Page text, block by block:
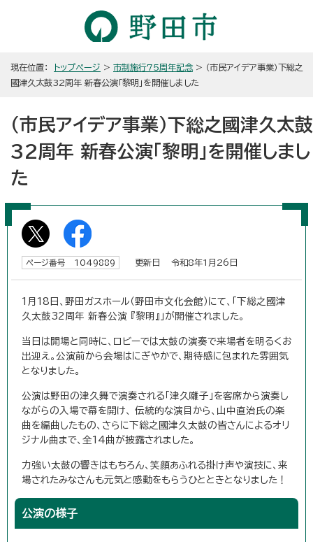
現在位置： トップページ > 市制施行75周年記念 > （市民アイデア事業）下総之
國津久太鼓32周年 新春公演「黎明」を開催しました
（市民アイデア事業）下総之國津久太鼓
32周年 新春公演「黎明」を開催しまし
た
ページ番号 1049889 更新日 令和8年1月26日
1月18日、野田ガスホール（野田市文化会館）にて、「下総之國津
久太鼓32周年 新春公演 『黎明』」が開催されました。
当日は開場と同時に、ロビーでは太鼓の演奏で来場者を明るくお
出迎え。公演前から会場はにぎやかで、期待感に包まれた雰囲気
となりました。
公演は野田の津久舞で演奏される「津久囃子」を客席から演奏し
ながらの入場で幕を開け、 伝統的な演目から、山中直治氏の楽
曲を編曲したもの、さらに下総之國津久太鼓の皆さんによるオリ
ジナル曲まで、全14曲が披露されました。
力強い太鼓の響きはもちろん、笑顔あふれる掛け声や演技に、来
場されたみなさんも元気と感動をもらうひとときとなりました！
公演の様子